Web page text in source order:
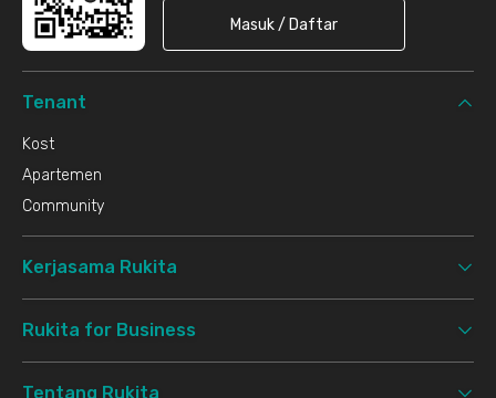
Masuk / Daftar
Tenant
Kost
Apartemen
Community
Kerjasama Rukita
Rukita for Business
Tentang Rukita